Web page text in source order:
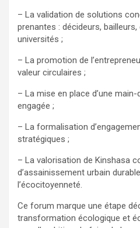
– La validation de solutions
prenantes : décideurs,
universités ;
– La promotion de
valeur circulaires ;
– La mise en place d’une
engagée ;
– La formalisation
stratégiques ;
– La valorisation de Kinshasa
d’assainissement urbain
l’écocitoyenneté.
Ce forum marque une étape
transformation écologique et